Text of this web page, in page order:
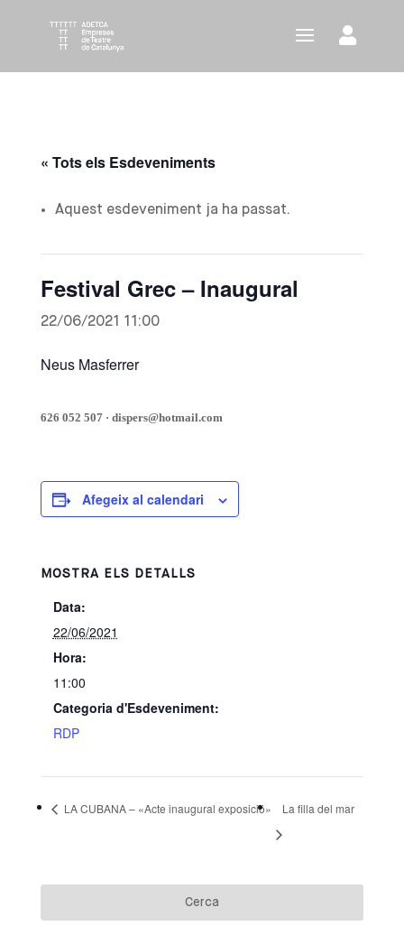
« Tots els Esdeveniments
Aquest esdeveniment ja ha passat.
Festival Grec – Inaugural
22/06/2021 11:00
Neus Masferrer
626 052 507 · dispers@hotmail.com
Afegeix al calendari
MOSTRA ELS DETALLS
Data:
22/06/2021
Hora:
11:00
Categoria d'Esdeveniment:
RDP
LA CUBANA – «Acte inaugural exposició» La filla del mar